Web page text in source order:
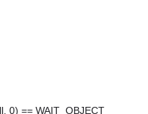
0) == WAIT_OBJECT